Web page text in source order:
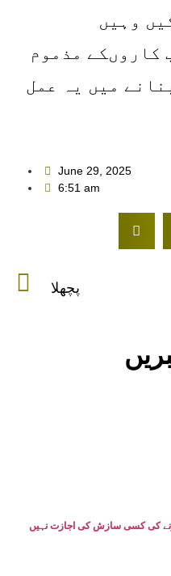
کی کسی سازش کی اجازت نہیں
وہیں
کاروںکے مذموم
میں یہ عمل
June 29, 2025
6:51 am
پچھلا